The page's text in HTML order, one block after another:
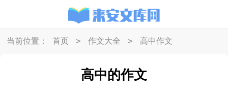
当前位置： 首页 > 作文大全 > 高中作文
高中的作文